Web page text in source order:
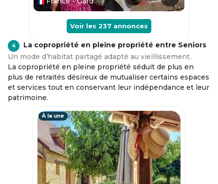
Voir les 237 annonces
4
La copropriété en pleine propriété entre Seniors
Un mode d’habitat partagé adapté au vieillissement.
La copropriété en pleine propriété séduit de plus en
plus de retraités désireux de mutualiser certains espaces
et services tout en conservant leur indépendance et leur
patrimoine.
À la une